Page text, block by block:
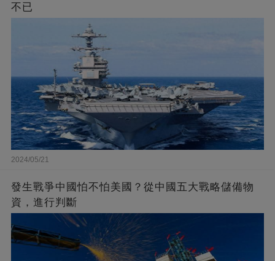
不已
2024/05/21
發生戰爭中國怕不怕美國？從中國五大戰略儲備物
資，進行判斷